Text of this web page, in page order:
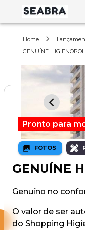
Home
GENUÍNE
FOTOS
Pronto para
GENUÍNE
Genuíno no
O valor de ser
do Shopping